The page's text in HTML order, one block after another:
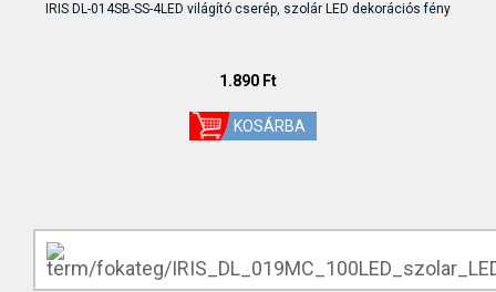
IRIS DL-014SB-SS-4LED világító cserép, szolár LED dekorációs fény
1.890 Ft